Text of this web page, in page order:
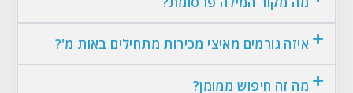
איזה גורמים מאיצי מכירות מתחילים באות מ'?
מה זה חיפוש ממומן?